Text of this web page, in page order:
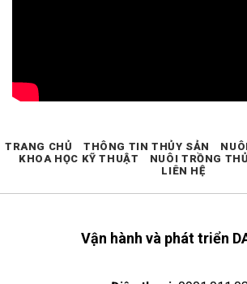
Vận hành và phát triển
TRANG CHỦ THÔNG TIN THỦY SẢN
KHOA HỌC KỸ THUẬT
NUÔI TRỒNG
LIÊN HỆ